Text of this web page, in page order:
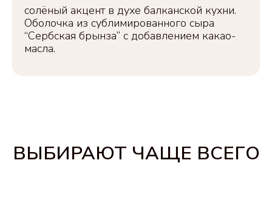
солёный акцент в духе балканской кухни.
Оболочка из сублимированного сыра
“Сербская брынза” с добавлением какао-
масла.